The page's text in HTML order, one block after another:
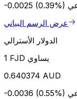
-0.0025 (0.39%)
عرض الرسم البياني
الدولار الأسترالي
1 FJD يساوي
0.640374 AUD
-0.0036 (0.55%)